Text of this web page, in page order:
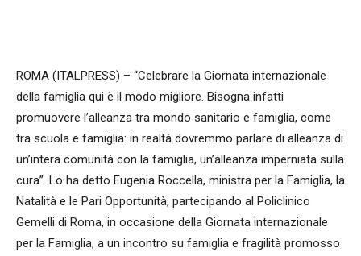
ROMA (ITALPRESS) – “Celebrare la Giornata internazionale
della famiglia qui è il modo migliore. Bisogna infatti
promuovere l’alleanza tra mondo sanitario e famiglia, come
tra scuola e famiglia: in realtà dovremmo parlare di alleanza di
un’intera comunità con la famiglia, un’alleanza imperniata sulla
cura”. Lo ha detto Eugenia Roccella, ministra per la Famiglia, la
Natalità e le Pari Opportunità, partecipando al Policlinico
Gemelli di Roma, in occasione della Giornata internazionale
per la Famiglia, a un incontro su famiglia e fragilità promosso